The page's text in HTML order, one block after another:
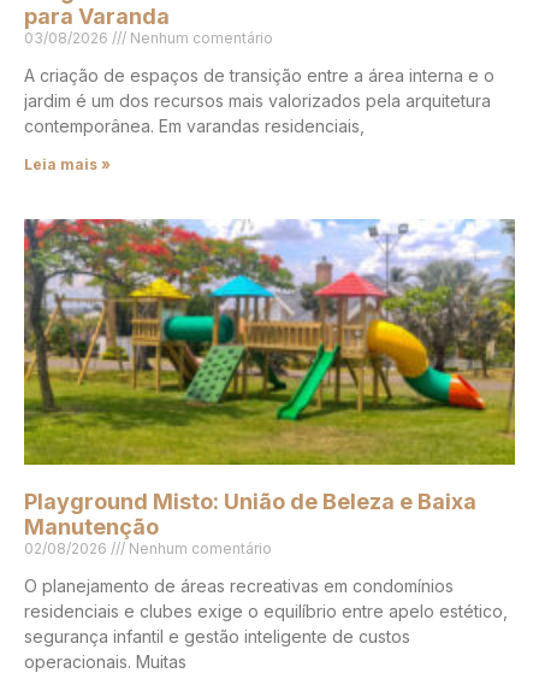
para Varanda
03/08/2026 Nenhum comentário
A criação de espaços de transição entre a área interna e o
jardim é um dos recursos mais valorizados pela arquitetura
contemporânea. Em varandas residenciais,
Leia mais »
Playground Misto: União de Beleza e Baixa
Manutenção
02/08/2026 Nenhum comentário
O planejamento de áreas recreativas em condomínios
residenciais e clubes exige o equilíbrio entre apelo estético,
segurança infantil e gestão inteligente de custos
operacionais. Muitas